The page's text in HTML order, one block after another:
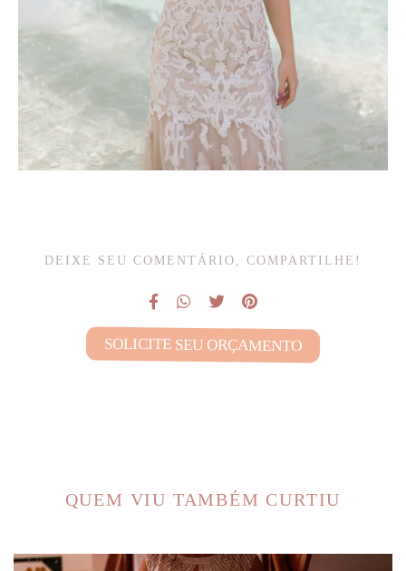
DEIXE SEU COMENTÁRIO, COMPARTILHE!
SOLICITE SEU ORÇAMENTO
QUEM VIU TAMBÉM CURTIU